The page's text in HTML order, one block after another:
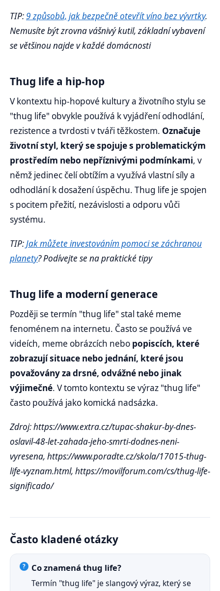
TIP:9 způsobů, jak bezpečně otevřít víno bez vývrtky.
Nemusíte být zrovna vášnivý kutil, základní vybavení
se většinou najde v každé domácnosti
Thug life a hip-hop
V kontextu hip-hopové kultury a životního stylu se
"thug life" obvykle používá k vyjádření odhodlání,
rezistence a tvrdosti v tváři těžkostem. Označuje
životní styl, který se spojuje s problematickým
prostředím nebo nepříznivými podmínkami, v
němž jedinec čelí obtížím a využívá vlastní síly a
odhodlání k dosažení úspěchu. Thug life je spojen
s pocitem přežití, nezávislosti a odporu vůči
systému.
TIP:Jak můžete investováním pomoci se záchranou
planety? Podívejte se na praktické tipy
Thug life a moderní generace
Později se termín "thug life" stal také meme
fenoménem na internetu. Často se používá ve
videích, meme obrázcích nebo popiscích, které
zobrazují situace nebo jednání, které jsou
považovány za drsné, odvážné nebo jinak
výjimečné. V tomto kontextu se výraz "thug life"
často používá jako komická nadsázka.
Zdroj: https://www.extra.cz/tupac-shakur-by-dnes-
oslavil-48-let-zahada-jeho-smrti-dodnes-neni-
vyresena, https://www.poradte.cz/skola/17015-thug-
life-vyznam.html, https://movilforum.com/cs/thug-life-
significado/
Často kladené otázky
Co znamená thug life?
Termín "thug life" je slangový výraz, který se